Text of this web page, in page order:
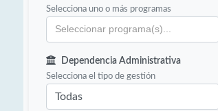
Selecciona uno o más programas
Dependencia Administrativa
Selecciona el tipo de gestión